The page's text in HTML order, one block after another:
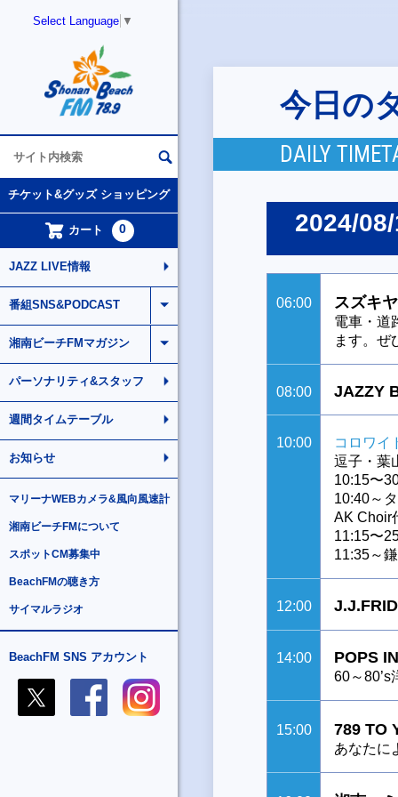
Select Language ▼
チケット&グッズ ショッピング
カート 0
JAZZ LIVE情報
番組SNS&PODCAST
湘南ビーチFMマガジン
パーソナリティ&スタッフ
週間タイムテーブル
お知らせ
マリーナWEBカメラ&風向風速計
湘南ビーチFMについて
スポットCM募集中
BeachFMの聴き方
サイマルラジオ
BeachFM SNS アカウント
今日の
DAILY
2024/
06:00 スズキ
電車・道
ます。ぜ
08:00 JAZZY
10:00
コロワイ
逗子・葉
10:15〜
10:40～
AK
11:15〜
11:35～
12:00
14:00 POPS
60～80’s
15:00 789 TO
あなたに